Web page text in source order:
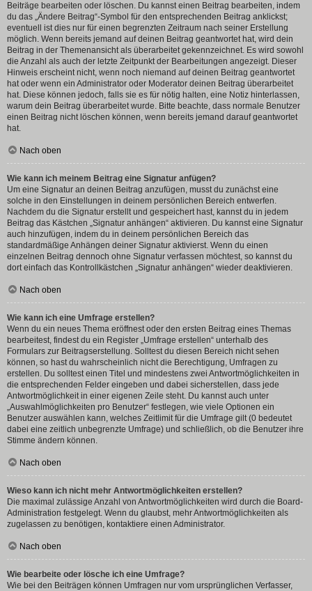
Beiträge bearbeiten oder löschen. Du kannst einen Beitrag bearbeiten, indem
du das „Ändere Beitrag“-Symbol für den entsprechenden Beitrag anklickst;
eventuell ist dies nur für einen begrenzten Zeitraum nach seiner Erstellung
möglich. Wenn bereits jemand auf deinen Beitrag geantwortet hat, wird dein
Beitrag in der Themenansicht als überarbeitet gekennzeichnet. Es wird sowohl
die Anzahl als auch der letzte Zeitpunkt der Bearbeitungen angezeigt. Dieser
Hinweis erscheint nicht, wenn noch niemand auf deinen Beitrag geantwortet
hat oder wenn ein Administrator oder Moderator deinen Beitrag überarbeitet
hat. Diese können jedoch, falls sie es für nötig halten, eine Notiz hinterlassen,
warum dein Beitrag überarbeitet wurde. Bitte beachte, dass normale Benutzer
einen Beitrag nicht löschen können, wenn bereits jemand darauf geantwortet
hat.
Nach oben
Wie kann ich meinem Beitrag eine Signatur anfügen?
Um eine Signatur an deinen Beitrag anzufügen, musst du zunächst eine
solche in den Einstellungen in deinem persönlichen Bereich entwerfen.
Nachdem du die Signatur erstellt und gespeichert hast, kannst du in jedem
Beitrag das Kästchen „Signatur anhängen“ aktivieren. Du kannst eine Signatur
auch hinzufügen, indem du in deinem persönlichen Bereich das
standardmäßige Anhängen deiner Signatur aktivierst. Wenn du einen
einzelnen Beitrag dennoch ohne Signatur verfassen möchtest, so kannst du
dort einfach das Kontrollkästchen „Signatur anhängen“ wieder deaktivieren.
Nach oben
Wie kann ich eine Umfrage erstellen?
Wenn du ein neues Thema eröffnest oder den ersten Beitrag eines Themas
bearbeitest, findest du ein Register „Umfrage erstellen“ unterhalb des
Formulars zur Beitragserstellung. Solltest du diesen Bereich nicht sehen
können, so hast du wahrscheinlich nicht die Berechtigung, Umfragen zu
erstellen. Du solltest einen Titel und mindestens zwei Antwortmöglichkeiten in
die entsprechenden Felder eingeben und dabei sicherstellen, dass jede
Antwortmöglichkeit in einer eigenen Zeile steht. Du kannst auch unter
„Auswahlmöglichkeiten pro Benutzer“ festlegen, wie viele Optionen ein
Benutzer auswählen kann, welches Zeitlimit für die Umfrage gilt (0 bedeutet
dabei eine zeitlich unbegrenzte Umfrage) und schließlich, ob die Benutzer ihre
Stimme ändern können.
Nach oben
Wieso kann ich nicht mehr Antwortmöglichkeiten erstellen?
Die maximal zulässige Anzahl von Antwortmöglichkeiten wird durch die Board-
Administration festgelegt. Wenn du glaubst, mehr Antwortmöglichkeiten als
zugelassen zu benötigen, kontaktiere einen Administrator.
Nach oben
Wie bearbeite oder lösche ich eine Umfrage?
Wie bei den Beiträgen können Umfragen nur vom ursprünglichen Verfasser,